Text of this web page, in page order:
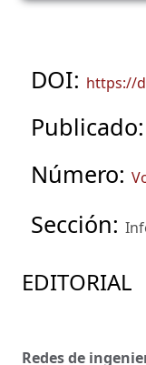
DOI: https://
Publicado:
Número:
Sección:
EDITORIAL
Redes de